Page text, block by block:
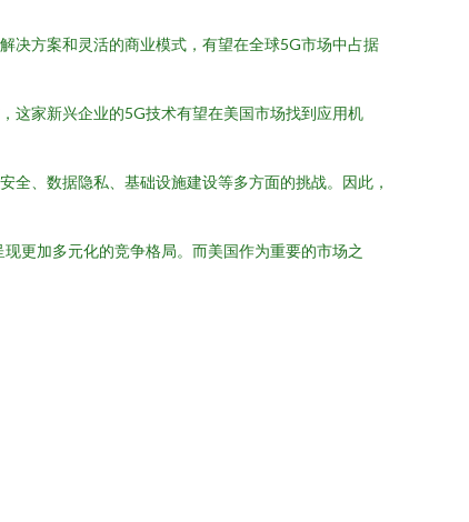
决方案和灵活的商业模式，有望在全球5G市场中占据
这家新兴企业的5G技术有望在美国市场找到应用机
、数据隐私、基础设施建设等多方面的挑战。因此，
更加多元化的竞争格局。而美国作为重要的市场之